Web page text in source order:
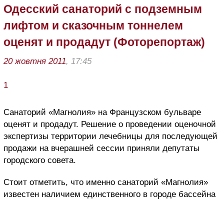
Одесский санаторий с подземным
лифтом и сказочным тоннелем
оценят и продадут (Фоторепортаж)
20 жовтня 2011, 17:45
1
Санаторий «Магнолия» на Французском бульваре
оценят и продадут. Решение о проведении оценочной
экспертизы территории лечебницы для последующей
продажи на вчерашней сессии приняли депутаты
городского совета.
Стоит отметить, что именно санаторий «Магнолия»
известен наличием единственного в городе бассейна